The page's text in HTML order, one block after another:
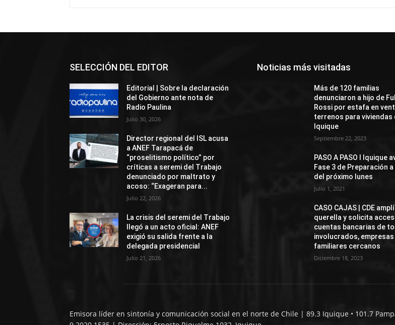
SELECCIÓN DEL EDITOR
Editorial | Sobre la declaración
del Gobierno ante nota de
Radio Paulina
Julio 30, 2026
Director regional del ISL acusa
a ANEF Tarapacá de
“proselitismo político” por
críticas a seremi del Trabajo
denunciado por maltrato y
acoso: “Exageran para...
Julio 22, 2026
La crisis del seremi del Trabajo
llegó a un acto oficial: ANEF
exigió su salida frente a la
delegada presidencial
Julio 21, 2026
Noticias más visitadas
Más de 120 familias
denunciaron a hijo de
Rossi por estafa en
terrenos para viviendas
Iquique
Septiembre 22, 2023
PASO A PASO I Iquique
Fase 3 de Preparación
del próximo lunes
Julio 1, 2021
CASO CAJAS | CDE
querella y solicita
cuentas bancarias de
involucrados, empresas
familiares cercanos
Diciembre 18, 2023
Emisora líder en sintonía y comunicación social en el norte de Chile | 89.3 Iquique • 101.7